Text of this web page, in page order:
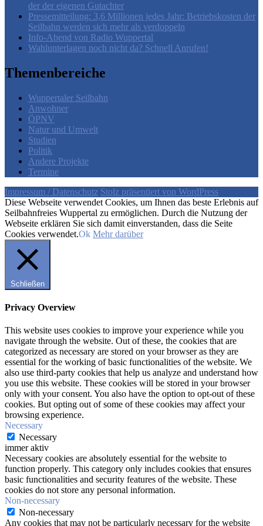
der der eigenen Gutachter
Pressemitteilung: 3,6 Millionen jedes Jahr: Betriebskosten der
Seilbahn werden sich mehr als verdoppeln
Info-Abend von Radio Wuppertal
Wahlunterlagen noch nicht da? Schnell Anrufen!
Themenbereiche
Wuppertaler Seilbahn
Anwohner
ÖPNV
Natur und Umwelt
Studien
Politik
Andere Projekte
Termine
Impressum / Datenschutz Stolz präsentiert von WordPress
Diese Webseite verwendet Cookies, um Ihnen das beste Erlebnis auf
Seilbahnfreies Wuppertal zu ermöglichen. Durch die Nutzung der
Webseite erklären Sie sich damit einverstanden, dass die Seite
Cookies verwendet.Ok Mehr darüber
Schließen
Privacy Overview
This website uses cookies to improve your experience while you
navigate through the website. Out of these, the cookies that are
categorized as necessary are stored on your browser as they are
essential for the working of basic functionalities of the website. We
also use third-party cookies that help us analyze and understand how
you use this website. These cookies will be stored in your browser
only with your consent. You also have the option to opt-out of these
cookies. But opting out of some of these cookies may affect your
browsing experience.
Necessary
Necessary
immer aktiv
Necessary cookies are absolutely essential for the website to
function properly. This category only includes cookies that ensures
basic functionalities and security features of the website. These
cookies do not store any personal information.
Non-necessary
Non-necessary
Any cookies that may not be particularly necessary for the website